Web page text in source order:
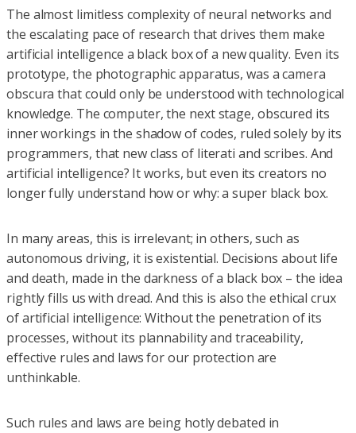
The almost limitless complexity of neural networks and
the escalating pace of research that drives them make
artificial intelligence a black box of a new quality. Even its
prototype, the photographic apparatus, was a camera
obscura that could only be understood with technological
knowledge. The computer, the next stage, obscured its
inner workings in the shadow of codes, ruled solely by its
programmers, that new class of literati and scribes. And
artificial intelligence? It works, but even its creators no
longer fully understand how or why: a super black box.
In many areas, this is irrelevant; in others, such as
autonomous driving, it is existential. Decisions about life
and death, made in the darkness of a black box – the idea
rightly fills us with dread. And this is also the ethical crux
of artificial intelligence: Without the penetration of its
processes, without its plannability and traceability,
effective rules and laws for our protection are
unthinkable.
Such rules and laws are being hotly debated in